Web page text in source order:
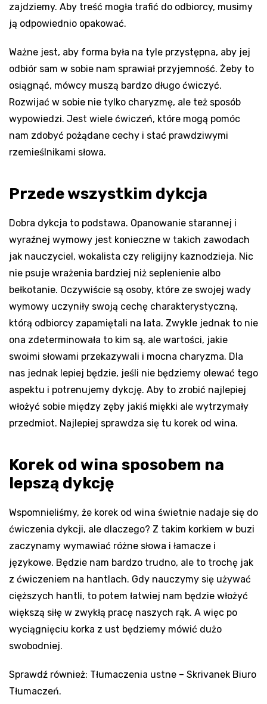
zajdziemy. Aby treść mogła trafić do odbiorcy, musimy
ją odpowiednio opakować.
Ważne jest, aby forma była na tyle przystępna, aby jej
odbiór sam w sobie nam sprawiał przyjemność. Żeby to
osiągnąć, mówcy muszą bardzo długo ćwiczyć.
Rozwijać w sobie nie tylko charyzmę, ale też sposób
wypowiedzi. Jest wiele ćwiczeń, które mogą pomóc
nam zdobyć pożądane cechy i stać prawdziwymi
rzemieślnikami słowa.
Przede wszystkim dykcja
Dobra dykcja to podstawa. Opanowanie starannej i
wyraźnej wymowy jest konieczne w takich zawodach
jak nauczyciel, wokalista czy religijny kaznodzieja. Nic
nie psuje wrażenia bardziej niż seplenienie albo
bełkotanie. Oczywiście są osoby, które ze swojej wady
wymowy uczyniły swoją cechę charakterystyczną,
którą odbiorcy zapamiętali na lata. Zwykle jednak to nie
ona zdeterminowała to kim są, ale wartości, jakie
swoimi słowami przekazywali i mocna charyzma. Dla
nas jednak lepiej będzie, jeśli nie będziemy olewać tego
aspektu i potrenujemy dykcję. Aby to zrobić najlepiej
włożyć sobie między zęby jakiś miękki ale wytrzymały
przedmiot. Najlepiej sprawdza się tu korek od wina.
Korek od wina sposobem na
lepszą dykcję
Wspomnieliśmy, że korek od wina świetnie nadaje się do
ćwiczenia dykcji, ale dlaczego? Z takim korkiem w buzi
zaczynamy wymawiać różne słowa i łamacze i
językowe. Będzie nam bardzo trudno, ale to trochę jak
z ćwiczeniem na hantlach. Gdy nauczymy się używać
cięższych hantli, to potem łatwiej nam będzie włożyć
większą siłę w zwykłą pracę naszych rąk. A więc po
wyciągnięciu korka z ust będziemy mówić dużo
swobodniej.
Sprawdź również: Tłumaczenia ustne – Skrivanek Biuro
Tłumaczeń.